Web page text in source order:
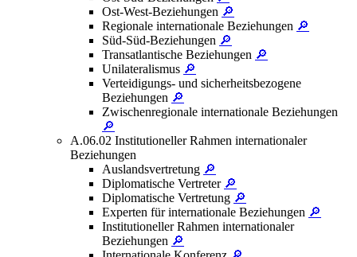
Ost-West-Beziehungen 🔎
Regionale internationale Beziehungen 🔎
Süd-Süd-Beziehungen 🔎
Transatlantische Beziehungen 🔎
Unilateralismus 🔎
Verteidigungs- und sicherheitsbezogene
Beziehungen 🔎
Zwischenregionale internationale Beziehungen
🔎
A.06.02 Institutioneller Rahmen internationaler
Beziehungen
Auslandsvertretung 🔎
Diplomatische Vertreter 🔎
Diplomatische Vertretung 🔎
Experten für internationale Beziehungen 🔎
Institutioneller Rahmen internationaler
Beziehungen 🔎